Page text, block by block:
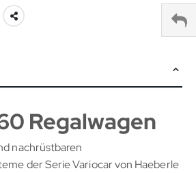
Regalwagen
nachrüstbaren
der Serie Variocar von Haeberle